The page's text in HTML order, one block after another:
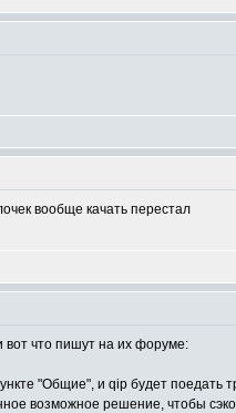
вообще качать перестал
вот что пишут на их форуме:
"Общие", и qip будет
возможное решение, чтобы